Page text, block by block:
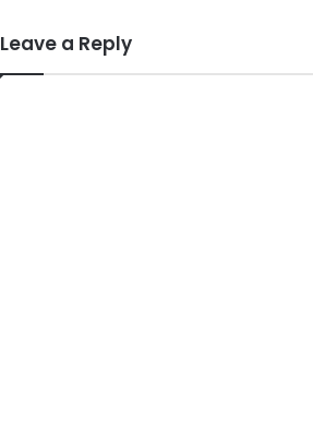
Leave a Reply